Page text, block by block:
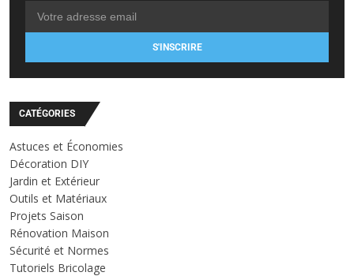
S'INSCRIRE
CATÉGORIES
Astuces et Économies
Décoration DIY
Jardin et Extérieur
Outils et Matériaux
Projets Saison
Rénovation Maison
Sécurité et Normes
Tutoriels Bricolage